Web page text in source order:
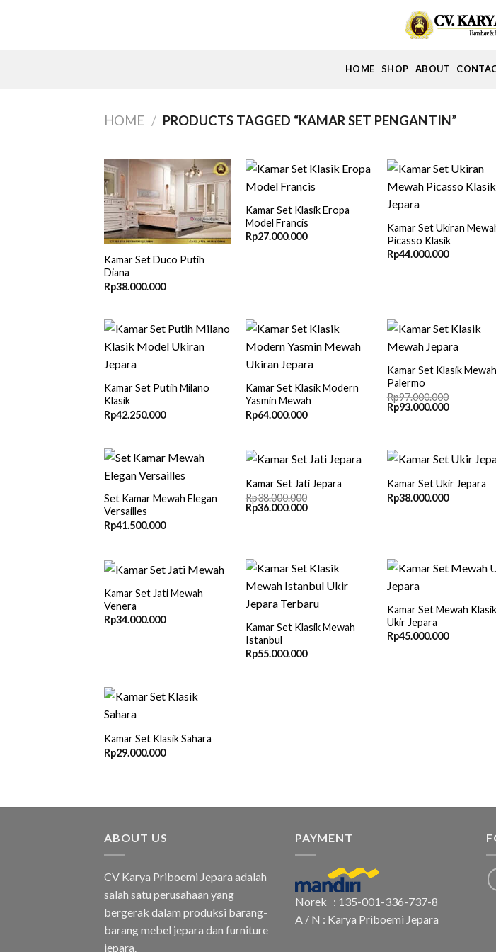
HOME SHOP ABOUT
HOME / PRODUCTS TAGGED “KAMAR SET PENGANTIN”
Kamar Set Duco Putih
Diana
Rp38.000.000
Kamar Set Klasik Eropa
Model Francis
Rp27.000.000
Kamar Set Ukiran
Picasso Klasik
Rp44.000.000
Kamar Set Putih Milano
Klasik
Rp42.250.000
Kamar Set Klasik Modern
Yasmin Mewah
Rp64.000.000
Kamar Set Klasik Mewah
Palermo
Rp97.000.000
Original
price
Rp93.000.000Current
Set Kamar Mewah Elegan
Versailles
Rp41.500.000
Kamar Set Jati Jepara
Rp38.000.000
Original
price
Rp36.000.000Current
Kamar Set Ukir Jepara
Rp38.000.000
Kamar Set Jati Mewah
Venera
Rp34.000.000
Kamar Set Klasik Mewah
Istanbul
Rp55.000.000
Kamar Set Mewah Klasik
Ukir Jepara
Rp45.000.000
Kamar Set Klasik Sahara
Rp29.000.000
ABOUT US
CV Karya Priboemi Jepara adalah
salah satu perusahaan yang
bergerak dalam produksi barang-
barang mebel jepara dan furniture
jepara.
PAYMENT
Norek : 135-001-336-737-8
A / N : Karya Priboemi Jepara